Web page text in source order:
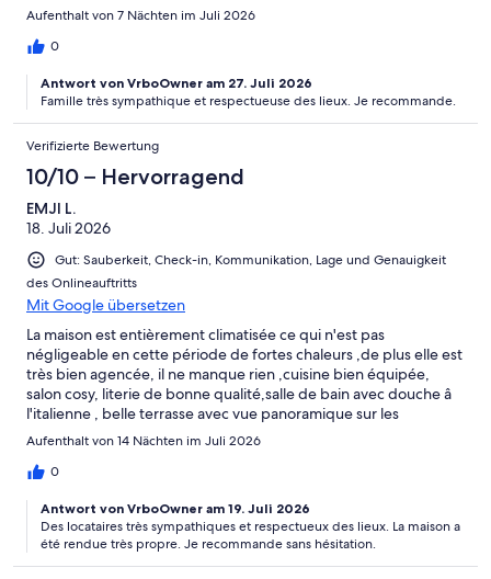
Aufenthalt von 7 Nächten im Juli 2026
0
Antwort von VrboOwner am 27. Juli 2026
Famille très sympathique et respectueuse des lieux. Je recommande.
Verifizierte Bewertung
10/10 – Hervorragend
EMJI L.
18. Juli 2026
Gut: Sauberkeit, Check-in, Kommunikation, Lage und Genauigkeit
des Onlineauftritts
Mit Google übersetzen
La maison est entièrement climatisée ce qui n'est pas
négligeable en cette période de fortes chaleurs ,de plus elle est
très bien agencée, il ne manque rien ,cuisine bien équipée,
salon cosy, literie de bonne qualité,salle de bain avec douche â
l'italienne , belle terrasse avec vue panoramique sur les
montagnes.Bref,un havre de paix et de beauté au milieu des
cigales.La plage est à 5 minutes La literie est de bonne qualité ,il
problème tout en étant d'une très grande discrétion .Notre seul
regret est de devoir partir mais on reviendra.Merci
Aufenthalt von 14 Nächten im Juli 2026
0
Antwort von VrboOwner am 19. Juli 2026
Des locataires très sympathiques et respectueux des lieux. La maison a
été rendue très propre. Je recommande sans hésitation.